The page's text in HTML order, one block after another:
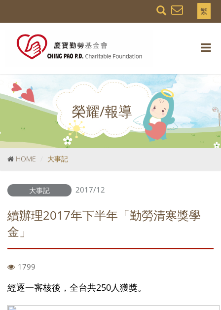
繁
榮耀/報導
HOME 大事記
大事記 2017/12
續辦理2017年下半年「勤勞清寒獎學
金」
1799
經逐一審核後，全台共250人獲獎。